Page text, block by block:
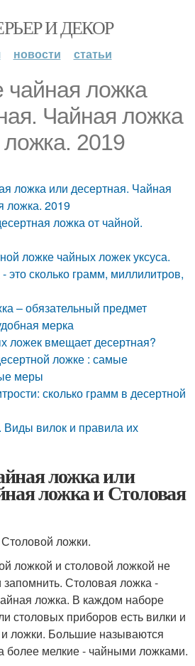
И ДЕКОР
новости статьи
ложка
Чайная ложка
2019
ложка или десертная. Чайная
ложка. 2019
ложка от чайной.
ложке чайных ложек уксуса.
это сколько грамм, миллилитров,
– обязательный предмет
мерка
ложек вмещает десертная?
ложке : самые
меры
сколько грамм в десертной
Виды вилок и правила их
ложка или
ложка и Столовая
ложки.
ложкой и столовой ложкой не
запомнить. Столовая ложка -
ложка. В каждом наборе
столовых приборов есть вилки и
ложки. Большие называются
более мелкие - чайными ложками.